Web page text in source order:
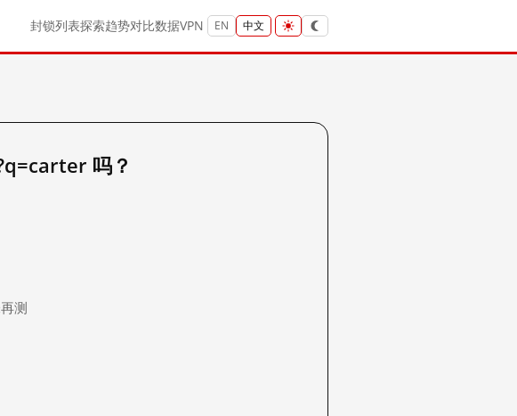
封锁列表探索趋势对比数据VPN EN 中文
吗？
测